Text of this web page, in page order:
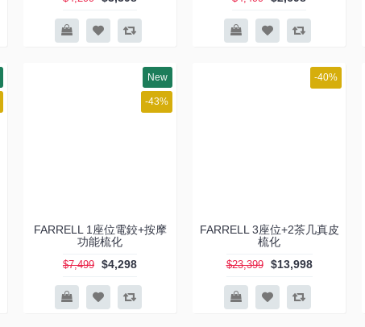
New
-43%
FARRELL 1座位電鉸+按摩
功能梳化
$7,499 $4,298
-40%
FARRELL 3座位+2茶几真皮
梳化
$23,399 $13,998